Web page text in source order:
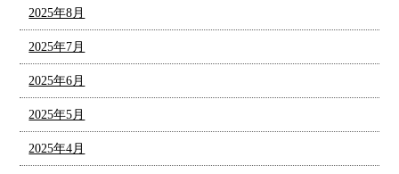
2025年8月
2025年7月
2025年6月
2025年5月
2025年4月